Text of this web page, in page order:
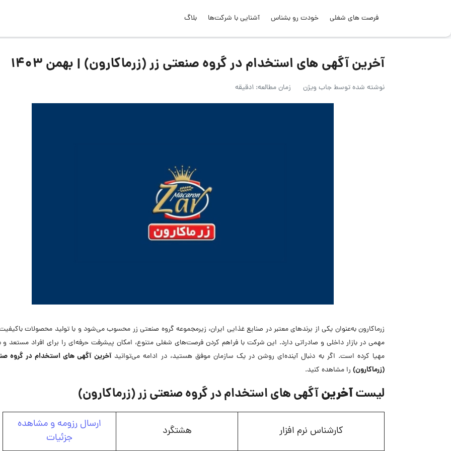
فرصت های شغلی خودت رو بشناس آشنایی با شرکت‌ها بلاگ
آخرین آگهی های استخدام در گروه صنعتی زر (زرماکارون) | بهمن ۱۴۰۳
نوشته شده توسطجاب ویژن زمان مطالعه: 1دقیقه
زرماکارون به‌عنوان یکی از برندهای معتبر در صنایع غذایی ایران، زیرمجموعه گروه صنعتی زر محسوب می‌شود و با تولید محصولات
مهمی در بازار داخلی و صادراتی دارد. این شرکت با فراهم کردن فرصت‌های شغلی متنوع، امکان پیشرفت حرفه‌ای را برای افراد مستعد و
مهیا کرده است. اگر به دنبال آینده‌ای روشن در یک سازمان موفق هستید، در ادامه می‌توانیدآخرین آگهی های استخدام در گروه
(زرماکارون) را مشاهده کنید.
لیستآخرینآگهی های استخدام در گروه صنعتی زر (زرماکارون)
کارشناس نرم افزار هشتگرد
ارسال رزومه و مشاهده
جزئیات